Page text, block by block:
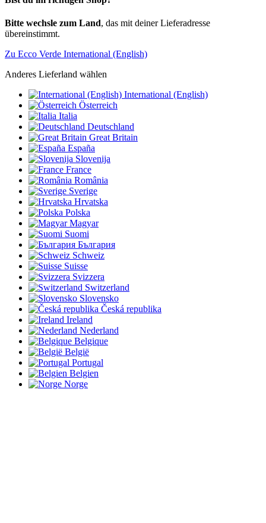
Bitte wechsle zum Land, das mit deiner Lieferadresse
übereinstimmt.
Zu Ecco Verde International (English)
Anderes Lieferland wählen
International (English)
Österreich
Italia
Deutschland
Great Britain
España
Slovenija
France
România
Sverige
Hrvatska
Polska
Magyar
Suomi
България
Schweiz
Suisse
Svizzera
Switzerland
Slovensko
Česká republika
Ireland
Nederland
Belgique
België
Portugal
Belgien
Norge